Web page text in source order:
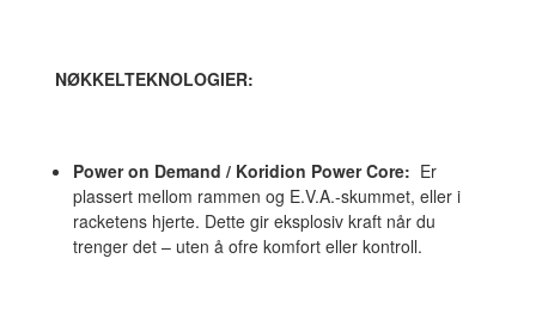
NØKKELTEKNOLOGIER:
Power on Demand / Koridion Power Core: Er
plassert mellom rammen og E.V.A.-skummet, eller i
racketens hjerte. Dette gir eksplosiv kraft når du
trenger det – uten å ofre komfort eller kontroll.